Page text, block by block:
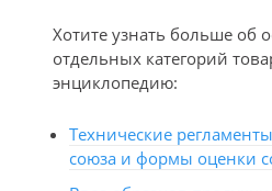
Хотите узнать больше об
отдельных категорий
энциклопедию:
Технические
союза и формы оценки